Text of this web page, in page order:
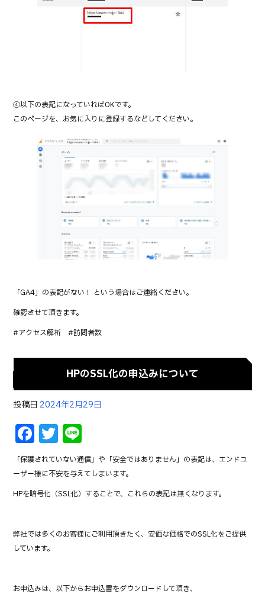
④以下の表記になっていればOKです。
このページを、お気に入りに登録するなどしてください。
「GA4」の表記がない！ という場合はご連絡ください。
確認させて頂きます。
#アクセス解析 #訪問者数
HPのSSL化の申込みについて
投稿日 2024年2月29日
F
a
c
e
o
o
T
w
it
te
n
e
「保護されていない通信」や「安全ではありません」の表記は、エンドユ
ーザー様に不安を与えてしまいます。
HPを暗号化（SSL化）することで、これらの表記は無くなります。
弊社では多くのお客様にご利用頂きたく、安価な価格でのSSL化をご提供
しています。
お申込みは、以下からお申込書をダウンロードして頂き、